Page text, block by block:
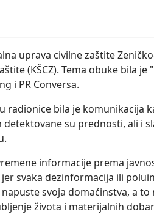
uprava civilne zaštite
(KŠCZ). Tema obuke bila
i PR Conversa.
radionice bila je komunikacija
su prednosti, ali i
informacije prema
svaka dezinformacija ili
svoja domaćinstva, a
života i materijalnih